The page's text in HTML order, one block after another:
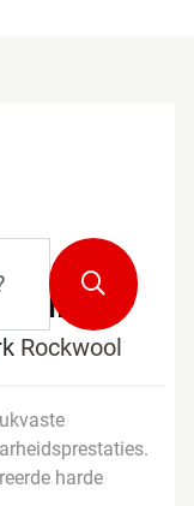
Zoeken
Rockwool
harde